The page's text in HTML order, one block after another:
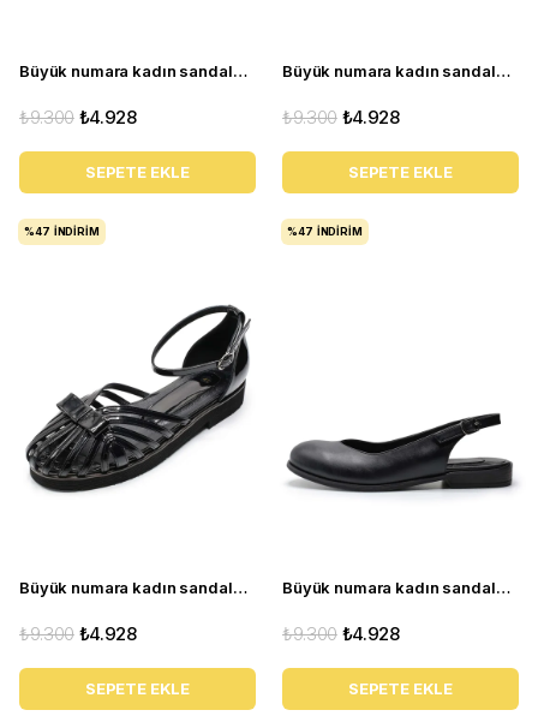
Büyük numara kadın sandalet babet ayakkabı AS110 beyaz
₺4.928
₺9.300
SEPETE EKLE
Büyük numara kadın sandalet babet ayakkabı AS140 Pudra
₺4.928
₺9.300
SEPETE EKLE
Büyük numara kadın sandalet babet ayakkabı AS140 Siyah rugan
₺4.928
₺9.300
SEPETE EKLE
%47 İNDIRIM
Büyük numara kadın sandalet babet ayakkabı AS910 Siyah deri
₺4.928
₺9.300
SEPETE EKLE
%47 İNDIRIM